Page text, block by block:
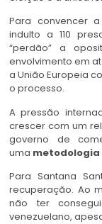
Para convencer
indulto a 110
“perdão” a
envolvimento em
a União Europeia
o processo.
A pressão
crescer com um
governo de
uma metodologia
Para Santana
recuperação. Ao
não ter
venezuelano,